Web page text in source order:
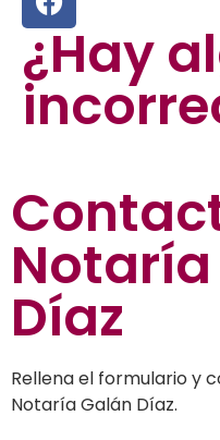
¿Hay
Díaz
Rellena el formulario y
Notaría Galán Díaz.